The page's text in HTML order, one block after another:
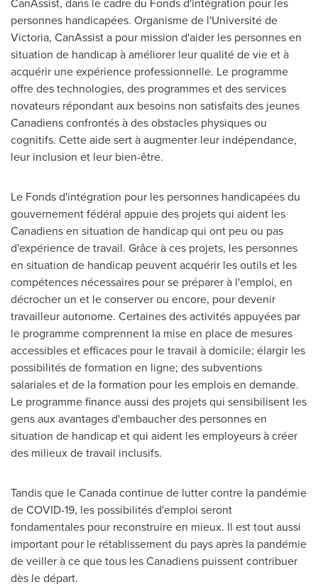
personnes handicapées. Organisme de l'Université de
Victoria, CanAssist a pour mission d'aider les personnes en
situation de handicap à améliorer leur qualité de vie et à
acquérir une expérience professionnelle. Le programme
offre des technologies, des programmes et des services
novateurs répondant aux besoins non satisfaits des jeunes
Canadiens confrontés à des obstacles physiques ou
cognitifs. Cette aide sert à augmenter leur indépendance,
leur inclusion et leur bien-être.
Le Fonds d'intégration pour les personnes handicapées du
gouvernement fédéral appuie des projets qui aident les
Canadiens en situation de handicap qui ont peu ou pas
d'expérience de travail. Grâce à ces projets, les personnes
en situation de handicap peuvent acquérir les outils et les
compétences nécessaires pour se préparer à l'emploi, en
décrocher un et le conserver ou encore, pour devenir
travailleur autonome. Certaines des activités appuyées par
le programme comprennent la mise en place de mesures
accessibles et efficaces pour le travail à domicile; élargir les
possibilités de formation en ligne; des subventions
salariales et de la formation pour les emplois en demande.
Le programme finance aussi des projets qui sensibilisent les
gens aux avantages d'embaucher des personnes en
situation de handicap et qui aident les employeurs à créer
des milieux de travail inclusifs.
Tandis que leCanadacontinue de lutter contre la pandémie
de COVID-19, les possibilités d'emploi seront
fondamentales pour reconstruire en mieux. Il est tout aussi
important pour le rétablissement du pays après la pandémie
de veiller à ce que tous les Canadiens puissent contribuer
dès le départ.